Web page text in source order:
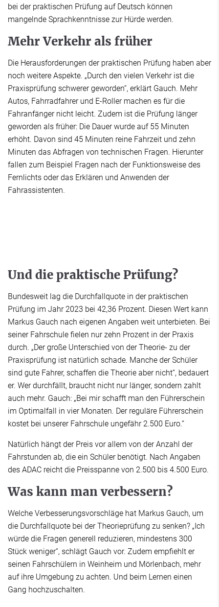
bei der praktischen Prüfung auf Deutsch können
mangelnde Sprachkenntnisse zur Hürde werden.
Mehr Verkehr als früher
Die Herausforderungen der praktischen Prüfung haben aber
noch weitere Aspekte. „Durch den vielen Verkehr ist die
Praxisprüfung schwerer geworden“, erklärt Gauch. Mehr
Autos, Fahrradfahrer und E-Roller machen es für die
Fahranfänger nicht leicht. Zudem ist die Prüfung länger
geworden als früher: Die Dauer wurde auf 55 Minuten
erhöht. Davon sind 45 Minuten reine Fahrzeit und zehn
Minuten das Abfragen von technischen Fragen. Hierunter
fallen zum Beispiel Fragen nach der Funktionsweise des
Fernlichts oder das Erklären und Anwenden der
Fahrassistenten.
Und die praktische Prüfung?
Bundesweit lag die Durchfallquote in der praktischen
Prüfung im Jahr 2023 bei 42,36 Prozent. Diesen Wert kann
Markus Gauch nach eigenen Angaben weit unterbieten. Bei
seiner Fahrschule fielen nur zehn Prozent in der Praxis
durch. „Der große Unterschied von der Theorie- zu der
Praxisprüfung ist natürlich schade. Manche der Schüler
sind gute Fahrer, schaffen die Theorie aber nicht“, bedauert
er. Wer durchfällt, braucht nicht nur länger, sondern zahlt
auch mehr. Gauch: „Bei mir schafft man den Führerschein
im Optimalfall in vier Monaten. Der reguläre Führerschein
kostet bei unserer Fahrschule ungefähr 2.500 Euro.“
Natürlich hängt der Preis vor allem von der Anzahl der
Fahrstunden ab, die ein Schüler benötigt. Nach Angaben
des ADAC reicht die Preisspanne von 2.500 bis 4.500 Euro.
Was kann man verbessern?
Welche Verbesserungsvorschläge hat Markus Gauch, um
die Durchfallquote bei der Theorieprüfung zu senken? „Ich
würde die Fragen generell reduzieren, mindestens 300
Stück weniger“, schlägt Gauch vor. Zudem empfiehlt er
seinen Fahrschülern in Weinheim und Mörlenbach, mehr
auf ihre Umgebung zu achten. Und beim Lernen einen
Gang hochzuschalten.